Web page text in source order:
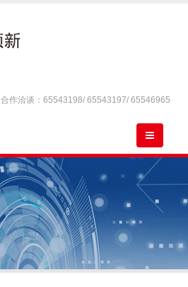
合作洽谈：65543198/ 65543197/ 65546965